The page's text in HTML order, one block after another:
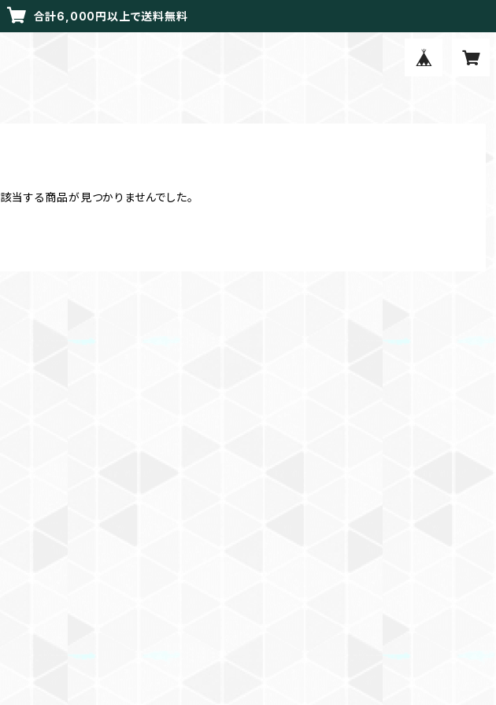
合計6,000円以上で送料無料
該当する商品が見つかりませんでした。